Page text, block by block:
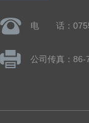
电 话：
公司传真：86-